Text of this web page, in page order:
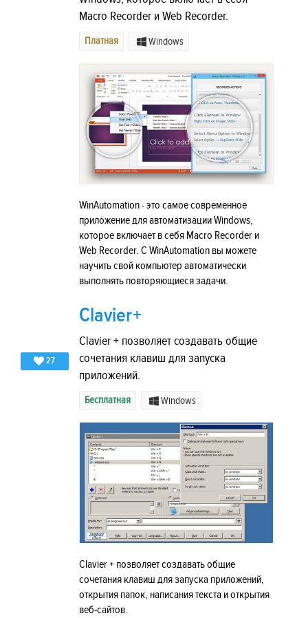
Macro Recorder и Web Recorder.
Платная Windows
WinAutomation - это самое современное
приложение для автоматизации Windows,
которое включает в себя Macro Recorder и
Web Recorder. С WinAutomation вы можете
научить свой компьютер автоматически
выполнять повторяющиеся задачи.
27
Clavier+
Clavier + позволяет создавать общие
сочетания клавиш для запуска
приложений.
Бесплатная Windows
Clavier + позволяет создавать общие
сочетания клавиш для запуска приложений,
открытия папок, написания текста и открытия
веб-сайтов.